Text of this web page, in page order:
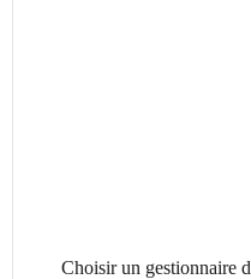
Choisir un gestionnaire